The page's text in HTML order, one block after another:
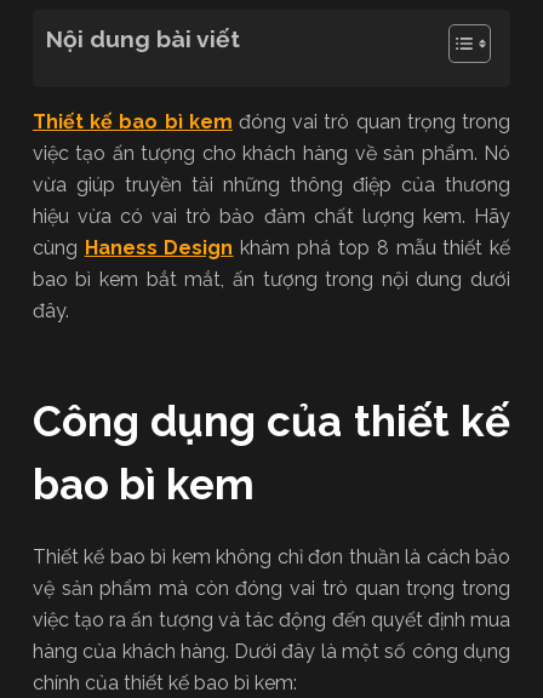
Nội dung bài viết
Thiết kế bao bì kem đóng vai trò quan trọng trong
việc tạo ấn tượng cho khách hàng về sản phẩm. Nó
vừa giúp truyền tải những thông điệp của thương
hiệu vừa có vai trò bảo đảm chất lượng kem. Hãy
cùng Haness Design khám phá top 8 mẫu thiết kế
bao bì kem bắt mắt, ấn tượng trong nội dung dưới
đây.
Công dụng của thiết kế
bao bì kem
Thiết kế bao bì kem không chỉ đơn thuần là cách bảo
vệ sản phẩm mà còn đóng vai trò quan trọng trong
việc tạo ra ấn tượng và tác động đến quyết định mua
hàng của khách hàng. Dưới đây là một số công dụng
chính của thiết kế bao bì kem: